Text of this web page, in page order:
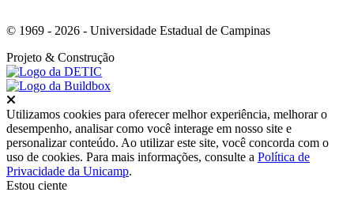
© 1969 - 2026 - Universidade Estadual de Campinas
Projeto & Construção
Utilizamos cookies para oferecer melhor experiência, melhorar o
desempenho, analisar como você interage em nosso site e
personalizar conteúdo. Ao utilizar este site, você concorda com o
uso de cookies. Para mais informações, consulte a Política de
Privacidade da Unicamp.
Estou ciente